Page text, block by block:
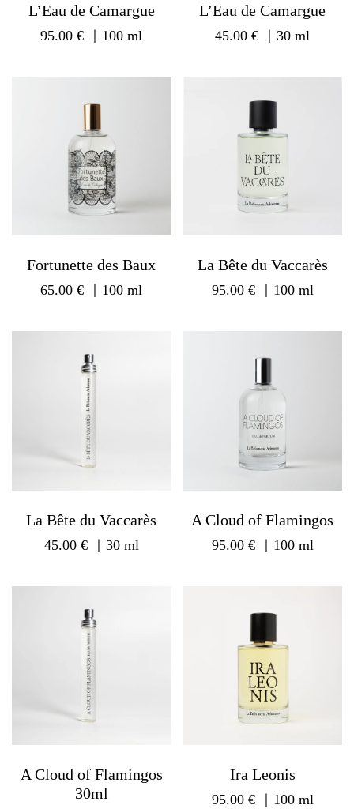
L’Eau de Camargue
95.00€ ｜100 ml
L’Eau de Camargue
45.00€ ｜30 ml
Fortunette des Baux
65.00€ ｜100 ml
La Bête du Vaccarès
95.00 € ｜100 ml
La Bête du Vaccarès
45.00 € ｜30 ml
A Cloud of Flamingos
95.00 € ｜100 ml
A Cloud of Flamingos
30ml
Ira Leonis
95.00 € ｜100 ml